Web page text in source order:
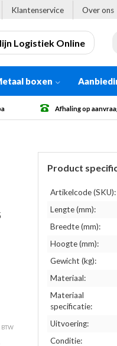
Klantenservice Over ons
Logistiek Online
boxen
Gratis
BTW
Product
Artikelcode (SKU):
Lengte (mm):
Breedte (mm):
Hoogte (mm):
Gewicht (kg):
Materiaal:
Materiaal
specificatie:
Uitvoering:
Conditie: